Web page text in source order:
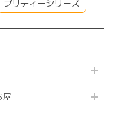
プリティーシリーズ
屋